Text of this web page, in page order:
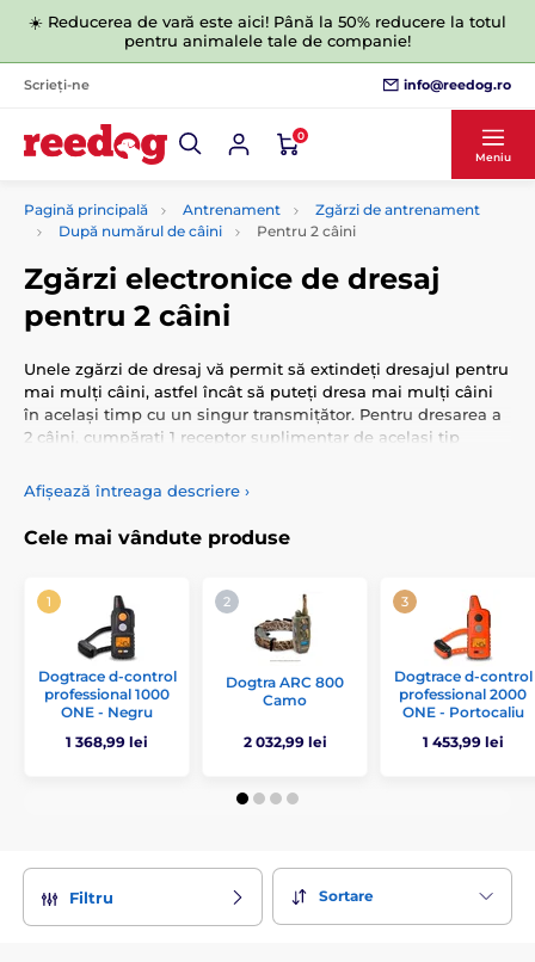
☀️ Reducerea de vară este aici! Până la 50% reducere la totul
pentru animalele tale de companie!
Scrieți-ne info@reedog.ro
0
Meniu
Pagină principală Antrenament
Zgărzi de antrenament
După numărul de câini
Pentru 2 câini
Zgărzi electronice de dresaj
pentru 2 câini
Unele zgărzi de dresaj vă permit să extindeți dresajul pentru
mai mulți câini, astfel încât să puteți dresa mai mulți câini
în același timp cu un singur transmițător. Pentru dresarea a
2 câini, cumpărați 1 receptor suplimentar de același tip
Afișează întreaga descriere ›
Cele mai vândute produse
Dogtrace d-control
professional 1000
ONE - Negru
1 368,99 lei
Dogtra ARC 800
Camo
2 032,99 lei
Dogtrace d-control
professional 2000
ONE - Portocaliu
1 453,99 lei
Filtru Sortare